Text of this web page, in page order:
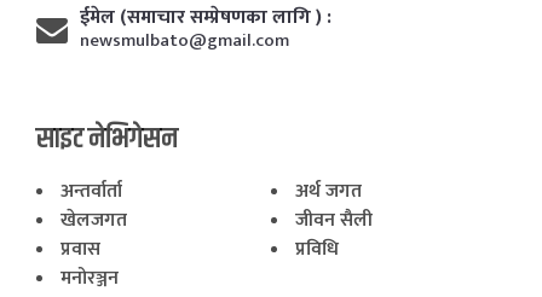
ईमेल (समाचार सम्प्रेषणका लागि ) :
newsmulbato@gmail.com
साइट नेभिगेसन
अन्तर्वार्ता
अर्थ जगत
खेलजगत
जीवन सैली
प्रवास
प्रविधि
मनोरञ्जन